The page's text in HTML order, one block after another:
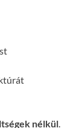
nélkül